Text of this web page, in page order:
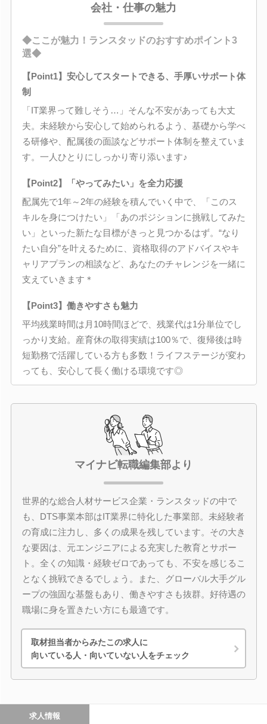
会社・仕事の魅力
◆ここが魅力！ランスタッドのおすすめポイント3
選◆
【Point1】安心してスタートできる、手厚いサポート体
制
「IT業界って難しそう…」そんな不安があっても大丈
夫。未経験から安心して始められるよう、基礎から学べ
る研修や、配属後の面談などサポート体制を整えていま
す。一人ひとりにしっかり寄り添います♪
【Point2】「やってみたい」を全力応援
配属先で1年～2年の経験を積んでいく中で、「このス
キルを身につけたい」「あのポジションに挑戦してみた
い」といった新たな目標がきっと見つかるはず。“なり
たい自分”を叶えるために、資格取得のアドバイスやキ
ャリアプランの相談など、あなたのチャレンジを一緒に
支えていきます＊
【Point3】働きやすさも魅力
平均残業時間は月10時間ほどで、残業代は1分単位でし
っかり支給。産育休の取得実績は100％で、復帰後は時
短勤務で活躍している方も多数！ライフステージが変わ
っても、安心して長く働ける環境です◎
マイナビ転職編集部より
世界的な総合人材サービス企業・ランスタッドの中で
も、DTS事業本部はIT業界に特化した事業部。未経験者
の育成に注力し、多くの成果を残しています。その大き
な要因は、元エンジニアによる充実した教育とサポー
ト。全くの知識・経験ゼロであっても、不安を感じるこ
となく挑戦できるでしょう。また、グローバル大手グル
ープの強固な基盤もあり、働きやすさも抜群。好待遇の
職場に身を置きたい方にも最適です。
取材担当者からみたこの求人に
向いている人・向いていない人をチェック
求人情報